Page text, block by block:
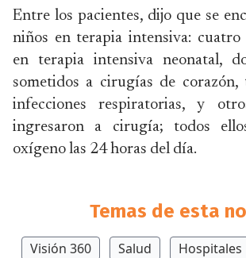
Entre los pacientes, dijo que se
niños en terapia intensiva: cuatro
en terapia intensiva neonatal,
sometidos a cirugías de
infecciones respiratorias, y
ingresaron a cirugía; todos
oxígeno las 24 horas del día.
Temas de esta
Visión 360 Salud Hospitales